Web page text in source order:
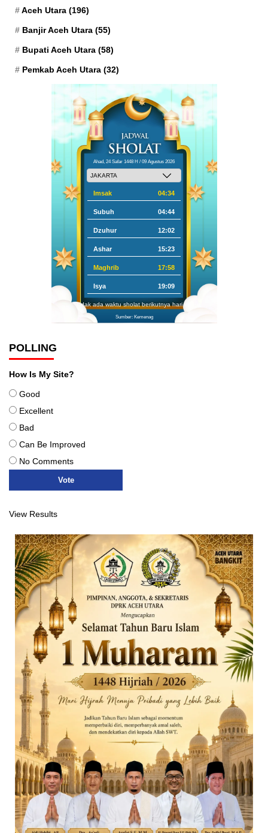
Aceh Utara (196)
Banjir Aceh Utara (55)
Bupati Aceh Utara (58)
Pemkab Aceh Utara (32)
Ahad, 24 Safar 1448 H / 09 Agustus 2026
Imsak 04:34
Subuh 04:44
Dzuhur 12:02
Ashar 15:23
Maghrib 17:58
Isya 19:09
Tidak ada waktu sholat berikutnya hari ini.
Sumber: Kemenag
POLLING
How Is My Site?
Good
Excellent
Bad
Can Be Improved
No Comments
View Results